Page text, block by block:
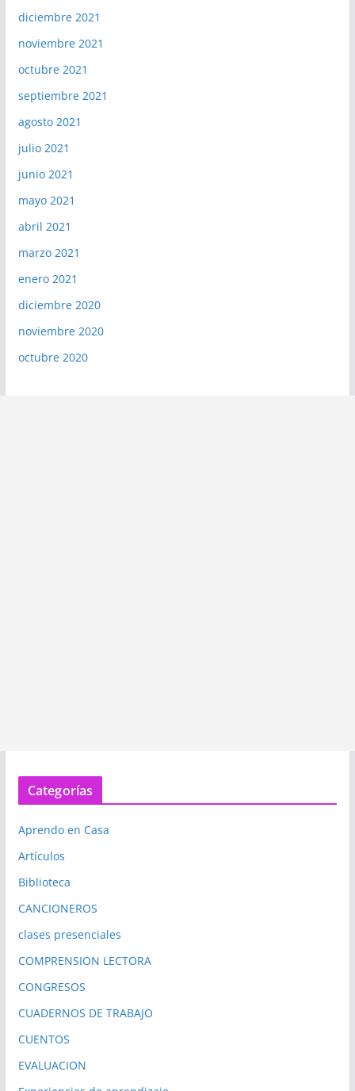
diciembre 2021
noviembre 2021
octubre 2021
septiembre 2021
agosto 2021
julio 2021
junio 2021
mayo 2021
abril 2021
marzo 2021
enero 2021
diciembre 2020
noviembre 2020
octubre 2020
Categorías
Aprendo en Casa
Artículos
Biblioteca
CANCIONEROS
clases presenciales
COMPRENSION LECTORA
CONGRESOS
CUADERNOS DE TRABAJO
CUENTOS
EVALUACION